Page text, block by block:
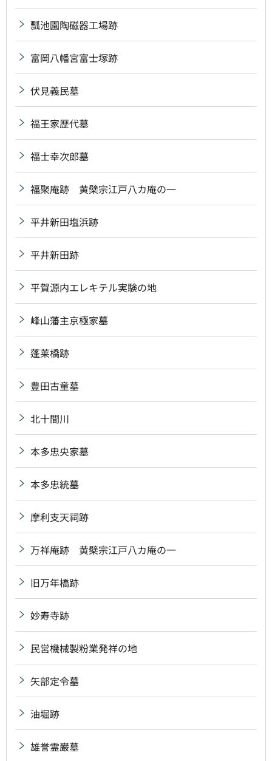
瓢池園陶磁器工場跡
富岡八幡宮富士塚跡
伏見義民墓
福王家歴代墓
福士幸次郎墓
福聚庵跡 黄檗宗江戸八カ庵の一
平井新田塩浜跡
平井新田跡
平賀源内エレキテル実験の地
峰山藩主京極家墓
蓬莱橋跡
豊田古童墓
北十間川
本多忠央家墓
本多忠統墓
摩利支天祠跡
万祥庵跡 黄檗宗江戸八カ庵の一
旧万年橋跡
妙寿寺跡
民営機械製粉業発祥の地
矢部定令墓
油堀跡
雄誉霊巌墓